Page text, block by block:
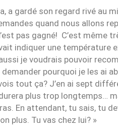
a gardé son regard rivé au
quand nous allons
pas gagné! C’est même
indiquer une température
je voudrais pouvoir
pourquoi je les ai
tout ça? J’en ai sept
plus trop longtemps…
En attendant, tu sais, tu
plus. Tu vas chez lui? »